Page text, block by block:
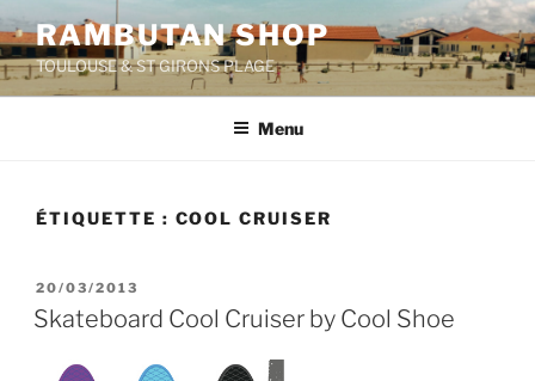
Aller
au
contenu
principal
RAMBUTAN SHOP
TOULOUSE & ST GIRONS PLAGE
Menu
ÉTIQUETTE : COOL CRUISER
PUBLIÉ
LE
20/03/2013
Skateboard Cool Cruiser by Cool Shoe